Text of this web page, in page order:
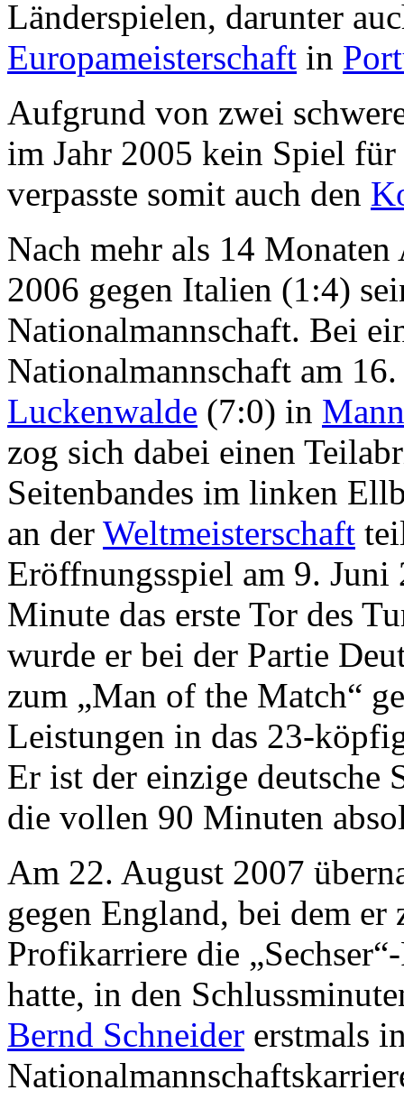
Länderspielen, darunter
Europameisterschaft in
Aufgrund von zwei
im Jahr 2005 kein Spiel
verpasste somit auch den
Nach mehr als 14
2006 gegen Italien (1:4)
Nationalmannschaft. Bei
Nationalmannschaft am
Luckenwalde (7:0) in
zog sich dabei einen
Seitenbandes im linken
an der Weltmeisterschaft
Eröffnungsspiel am 9. Juni
Minute das erste Tor des
wurde er bei der Partie
zum „Man of the Match“
Leistungen in das 23-
Er ist der einzige deutsche
die vollen 90 Minuten
Am 22. August 2007
gegen England, bei dem
Profikarriere die
hatte, in den
Bernd Schneider erstmals